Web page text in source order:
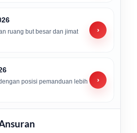
ruang but besar dan jimat
›
posisi pemanduan lebih
›